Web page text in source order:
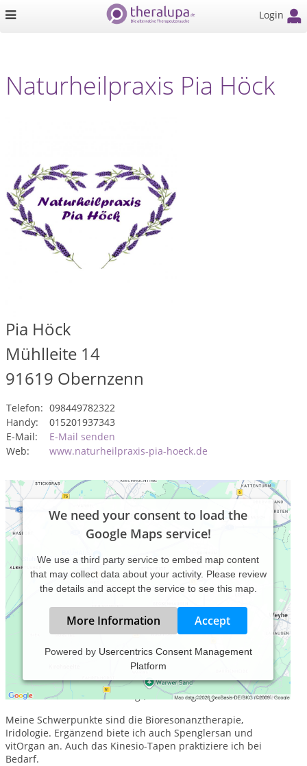
Login
Naturheilpraxis Pia Höck
Pia Höck
Mühlleite 14
91619 Obernzenn
Telefon: 098449782322
Handy:
015201937343
E-Mail:
E-Mail senden
Web:
www.naturheilpraxis-pia-hoeck.de
We need your consent to load the
Google Maps service!
We use a third party service to embed map content
that may collect data about your activity. Please review
the details and accept the service to see this map.
More Information Accept
Powered by Usercentrics Consent Management
Platform
Seit 01.10.2022 stehe ich auch als Heilpraktikerin in
Obernzenn, welches imEinzugsgebiet zwischen Bad
Windsheim und Ansbach liegt, zur Verfügung.
Meine Schwerpunkte sind die Bioresonanztherapie,
Iridologie. Ergänzend biete ich auch Spenglersan und
vitOrgan an. Auch das Kinesio-Tapen praktiziere ich bei
Bedarf.